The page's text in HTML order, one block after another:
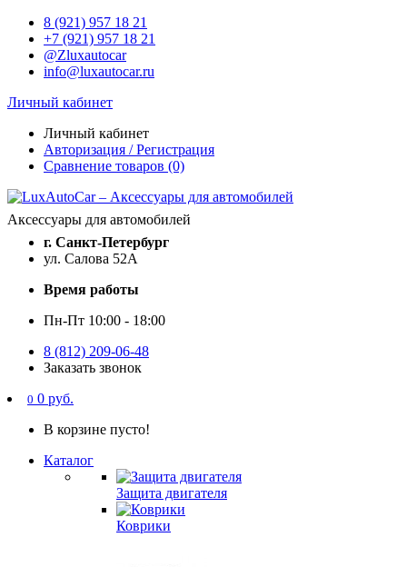
8 (921) 957 18 21
+7 (921) 957 18 21
@Zluxautocar
info@luxautocar.ru
Личный кабинет
Личный кабинет
Авторизация / Регистрация
Сравнение товаров (0)
Аксессуары для автомобилей
г. Санкт-Петербург
ул. Салова 52А
Время работы
Пн-Пт 10:00 - 18:00
8 (812) 209-06-48
Заказать звонок
0 0 руб.
В корзине пусто!
Каталог
Защита двигателя
Коврики